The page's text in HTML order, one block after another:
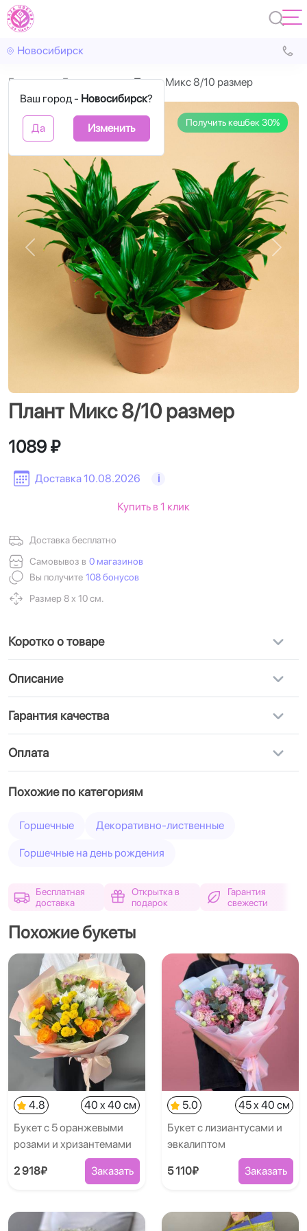
Новосибирск
Ваш город - Новосибирск?
Да Изменить
Главная Горшечные Плант Микс 8/10 размер
Получить кешбек 30%
Назад
Плант Микс 8/10 размер
Доставка 10.08.2026 i
1089 ₽
Доставка бесплатно
Самовывоз в 0 магазинов
Вы получите 108 бонусов
Размер 8 х 10 см.
Купить в 1 клик
Коротко о товаре
Описание
Гарантия качества
Оплата
Похожие по категориям
Горшечные Декоративно-лиственные
Горшечные на день рождения
Бесплатная
доставка
Открытка в
подарок
Гарантия
свежести
Похожие букеты
4.8
40 x 40 см
Букет с 5 оранжевыми
розами и хризантемами
2 918₽ Заказать
5.0
45 x 40 см
Букет с лизиантусами и
эвкалиптом
5 110₽ Заказать